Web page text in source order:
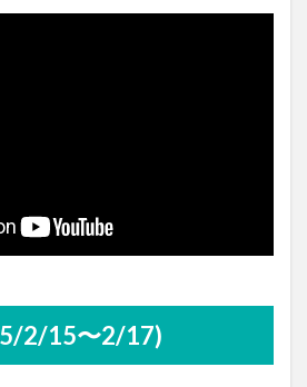
2/15〜2/17)